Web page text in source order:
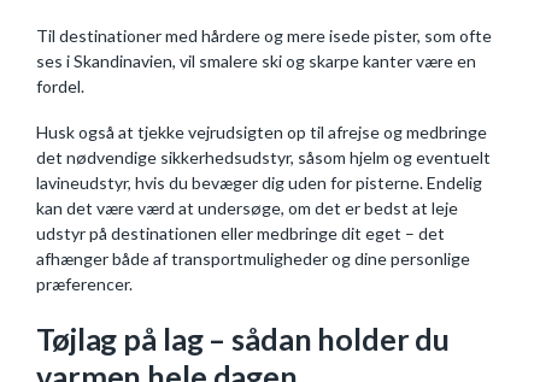
Til destinationer med hårdere og mere isede pister, som ofte
ses i Skandinavien, vil smalere ski og skarpe kanter være en
fordel.
Husk også at tjekke vejrudsigten op til afrejse og medbringe
det nødvendige sikkerhedsudstyr, såsom hjelm og eventuelt
lavineudstyr, hvis du bevæger dig uden for pisterne. Endelig
kan det være værd at undersøge, om det er bedst at leje
udstyr på destinationen eller medbringe dit eget – det
afhænger både af transportmuligheder og dine personlige
præferencer.
Tøjlag på lag – sådan holder du